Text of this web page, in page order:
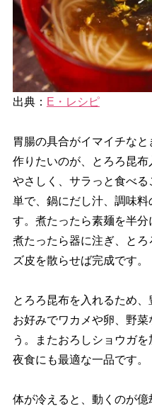
出典： E・レシピ
胃腸の具合がイマイチな
作りたいのが、とろろ昆
さしく、サラっと食べる
単で、鍋にだし汁、調味
す。煮たったら素麺を半
煮たったら器に注ぎ、と
ズ皮を散らせば完成です。
とろろ昆布を入れるため、
お好みでワカメや卵、野
う。またおろしショウガを
夜食にも最適な一品です。
体が冷えると、動くのが